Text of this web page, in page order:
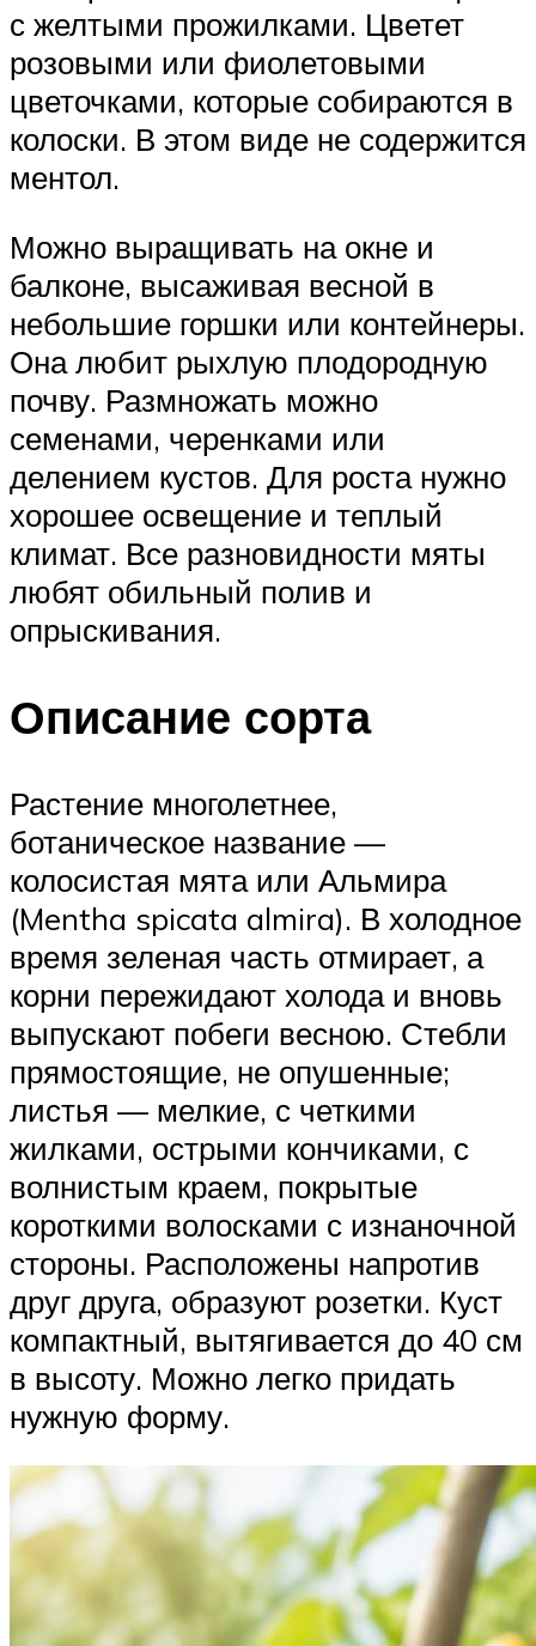
с желтыми прожилками. Цветет
розовыми или фиолетовыми
цветочками, которые собираются в
колоски. В этом виде не содержится
ментол.
Можно выращивать на окне и
балконе, высаживая весной в
небольшие горшки или контейнеры.
Она любит рыхлую плодородную
почву. Размножать можно
семенами, черенками или
делением кустов. Для роста нужно
хорошее освещение и теплый
климат. Все разновидности мяты
любят обильный полив и
опрыскивания.
Описание сорта
Растение многолетнее,
ботаническое название —
колосистая мята или Альмира
(Mentha spicata almira). В холодное
время зеленая часть отмирает, а
корни пережидают холода и вновь
выпускают побеги весною. Стебли
прямостоящие, не опушенные;
листья — мелкие, с четкими
жилками, острыми кончиками, с
волнистым краем, покрытые
короткими волосками с изнаночной
стороны. Расположены напротив
друг друга, образуют розетки. Куст
компактный, вытягивается до 40 см
в высоту. Можно легко придать
нужную форму.